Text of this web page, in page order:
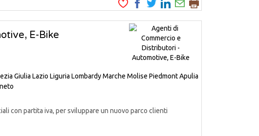
E-Bike
Giulia Lazio Liguria LombardyMarche Molise PiedmontApulia
con partita iva, per sviluppare un nuovo parco clienti